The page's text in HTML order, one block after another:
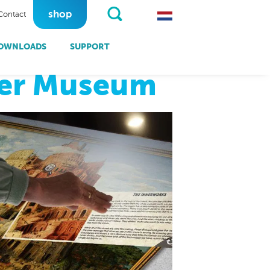
shop
SUPPORT
Museum